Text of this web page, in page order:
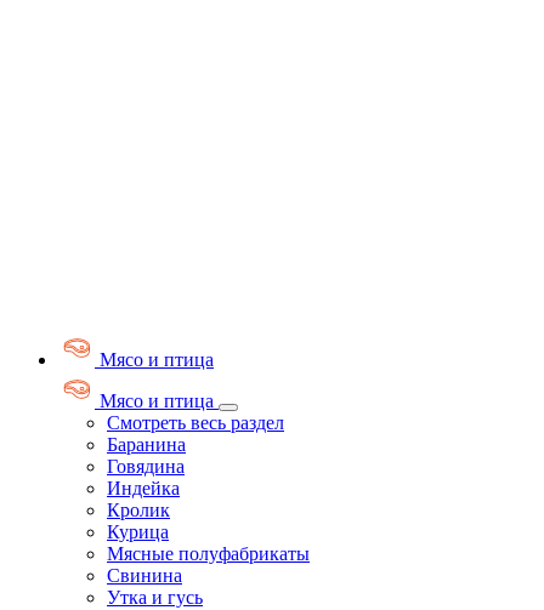
Мясо и птица
Мясо и птица
Смотреть весь раздел
Баранина
Говядина
Индейка
Кролик
Курица
Мясные полуфабрикаты
Свинина
Утка и гусь